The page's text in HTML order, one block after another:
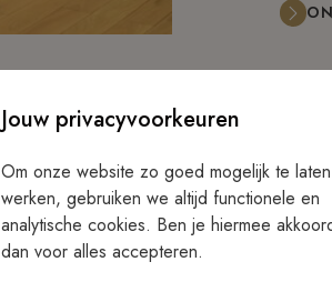
Jouw privacyvoorkeuren
Om onze website zo goed mogelijk te laten
werken, gebruiken we altijd functionele en
analytische cookies. Ben je hiermee
dan voor alles accepteren.